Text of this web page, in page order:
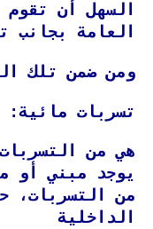
السهل أن تقوم
العامة بجانب
ومن ضمن تلك
تسربات مائية:
هي من
يوجد مبني أو
من التسربات،
الداخلية